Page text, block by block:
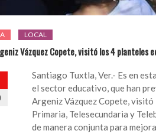
LOCAL
Vázquez Copete, visitó los 4 planteles
Santiago Tuxtla, Ver.- Es en
el sector educativo, que han
Argeniz Vázquez Copete,
Primaria, Telesecundaria y
de manera conjunta para